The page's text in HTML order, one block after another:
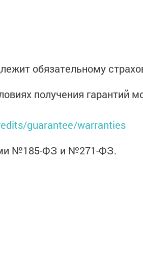
обязательному
получения гарантий
guarantee/warranties
№185-ФЗ и №271-ФЗ.